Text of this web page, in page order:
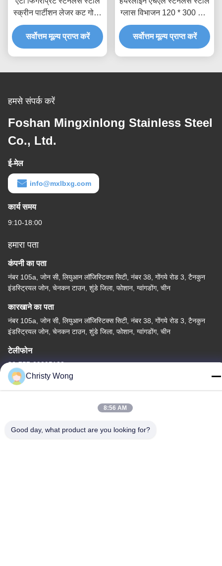
स्क्रीन पार्टीशन लेजर कट गोल्ड
मेटल रूम डिवाइडर AISI JIS
सर्वोत्तम मूल्य प्राप्त करें
ग्लास विभाजन 120 * 300 सेमी
सजावटी शीट धातु पैनल
सर्वोत्तम मूल्य प्राप्त करें
हमसे संपर्क करें
Foshan Mingxinlong Stainless Steel
Co., Ltd.
ई-मेल
info@mxlbxg.com
कार्य समय
9:10-18:00
हमारा पता
कंपनी का पता
नंबर 105a, जोन सी, लियुआन लॉजिस्टिक्स सिटी, नंबर 38, गोंगये रोड 3, टैनकुन
इंडस्ट्रियल जोन, चेनकन टाउन, शुंडे जिला, फोशान, ग्वांगडोंग, चीन
कारखाने का पता
नंबर 105a, जोन सी, लियुआन लॉजिस्टिक्स सिटी, नंबर 38, गोंगये रोड 3, टैनकुन
इंडस्ट्रियल जोन, चेनकन टाउन, शुंडे जिला, फोशान, ग्वांगडोंग, चीन
टेलीफोन
86-757-29395138
Foshan Mingxinlong Stainless Steel Co., Ltd. . सर्वाधिकार सुरक्षित।
Christy Wong
8:56 AM
Good day, what product are you looking for?